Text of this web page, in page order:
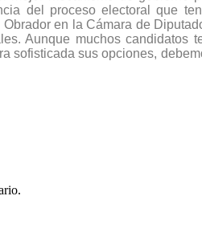
del proceso electoral que
en la Cámara de
Aunque muchos
sofisticada sus opciones,